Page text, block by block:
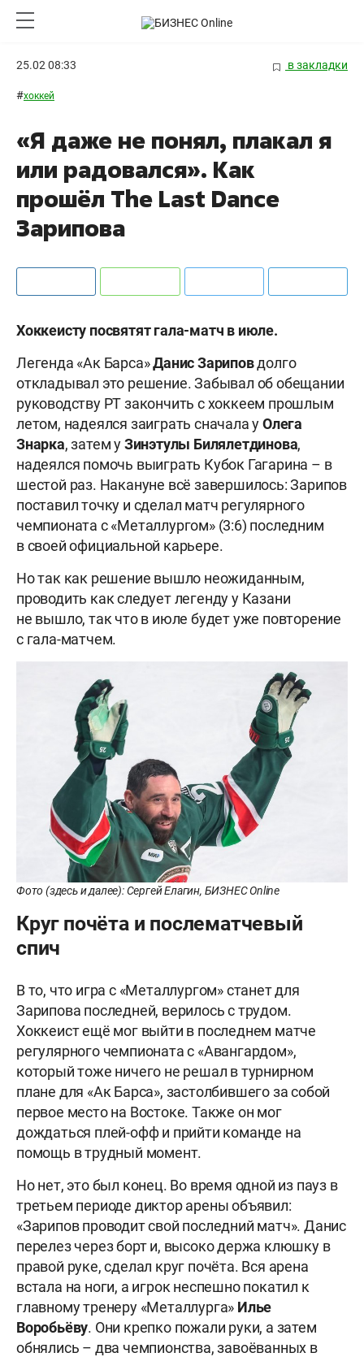
25.02 08:33 в закладки
#хоккей
«Я даже не понял, плакал я
или радовался». Как
прошёл The Last Dance
Зарипова
Хоккеисту посвятят гала-матч в июле.
Легенда «Ак Барса»ДанисЗариповдолго
откладывал это решение. Забывал об обещании
руководству РТ закончить с хоккеем прошлым
летом, надеялся заиграть сначала уОлега
Знарка, затем уЗинэтулы Билялетдинова,
надеялся помочь выиграть Кубок Гагарина – в
шестой раз. Накануне всё завершилось: Зарипов
поставил точку и сделал матч регулярного
чемпионата с «Металлургом» (3:6) последним
в своей официальной карьере.
Но так как решение вышло неожиданным,
проводить как следует легенду у Казани
не вышло, так что в июле будет уже повторение
с гала-матчем.
Фото (здесь и далее): Сергей Елагин, БИЗНЕС Online
Круг почёта и послематчевый
спич
В то, что игра с «Металлургом» станет для
Зарипова последней, верилось с трудом.
Хоккеист ещё мог выйти в последнем матче
регулярного чемпионата с «Авангардом»,
который тоже ничего не решал в турнирном
плане для «Ак Барса», застолбившего за собой
первое место на Востоке. Также он мог
дождаться плей-офф и прийти команде на
помощь в трудный момент.
Но нет, это был конец. Во время одной из пауз в
третьем периоде диктор арены объявил:
«Зарипов проводит свой последний матч». Данис
перелез через борт и, высоко держа клюшку в
правой руке, сделал круг почёта. Вся арена
встала на ноги, а игрок неспешно покатил к
главному тренеру «Металлурга» Илье
Воробьёву. Они крепко пожали руки, а затем
обнялись – два чемпионства, завоёванных в